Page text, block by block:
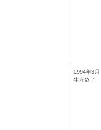
1994年3月
生産終了